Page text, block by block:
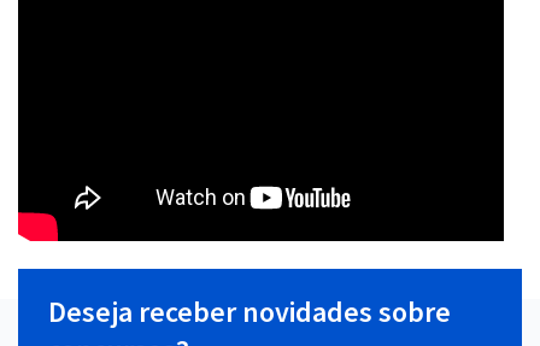
Deseja receber novidades sobre